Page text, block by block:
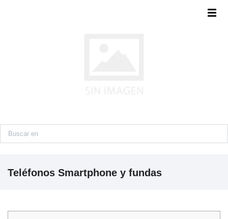
Teléfonos Smartphone y fundas